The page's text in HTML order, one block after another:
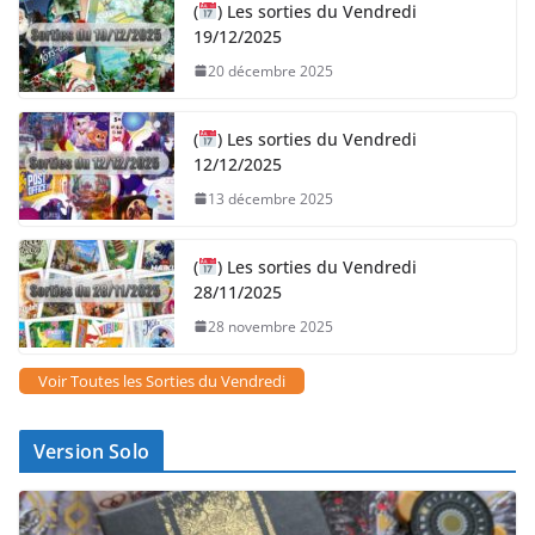
(
) Les sorties du Vendredi
19/12/2025
20 décembre 2025
(
) Les sorties du Vendredi
12/12/2025
13 décembre 2025
(
) Les sorties du Vendredi
28/11/2025
28 novembre 2025
Voir Toutes les Sorties du Vendredi
Version Solo